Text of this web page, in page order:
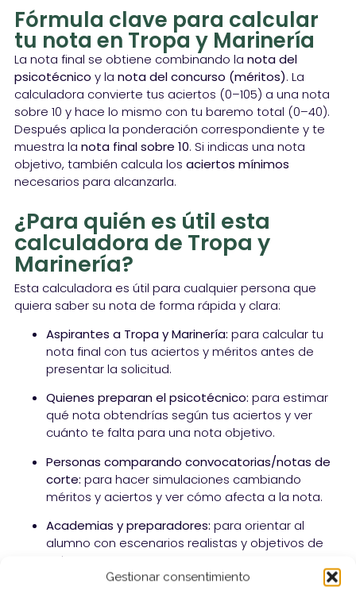
Gestionar consentimiento
Fórmula clave para calcular
tu nota en Tropa y Marinería
La nota final se obtiene combinando la nota del
psicotécnico y la nota del concurso (méritos). La
calculadora convierte tus aciertos (0–105) a una nota
sobre 10 y hace lo mismo con tu baremo total (0–40).
Después aplica la ponderación correspondiente y te
muestra la nota final sobre 10. Si indicas una nota
objetivo, también calcula los aciertos mínimos
necesarios para alcanzarla.
¿Para quién es útil esta
calculadora de Tropa y
Marinería?
Esta calculadora es útil para cualquier persona que
quiera saber su nota de forma rápida y clara:
Aspirantes a Tropa y Marinería: para calcular tu
nota final con tus aciertos y méritos antes de
presentar la solicitud.
Quienes preparan el psicotécnico: para estimar
qué nota obtendrías según tus aciertos y ver
cuánto te falta para una nota objetivo.
Personas comparando convocatorias/notas de
corte: para hacer simulaciones cambiando
méritos y aciertos y ver cómo afecta a la nota.
Academias y preparadores: para orientar al
alumno con escenarios realistas y objetivos de
aciertos.